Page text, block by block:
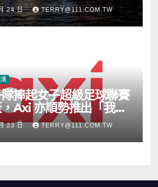
24 日 TERRY@111.COM.TW
活
捧起女子超級足球聯賽
Axi 亦順勢推出「我的
活動
23 日 TERRY@111.COM.TW